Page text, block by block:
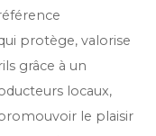
protège, valorise
grâce à un
locaux,
le plaisir